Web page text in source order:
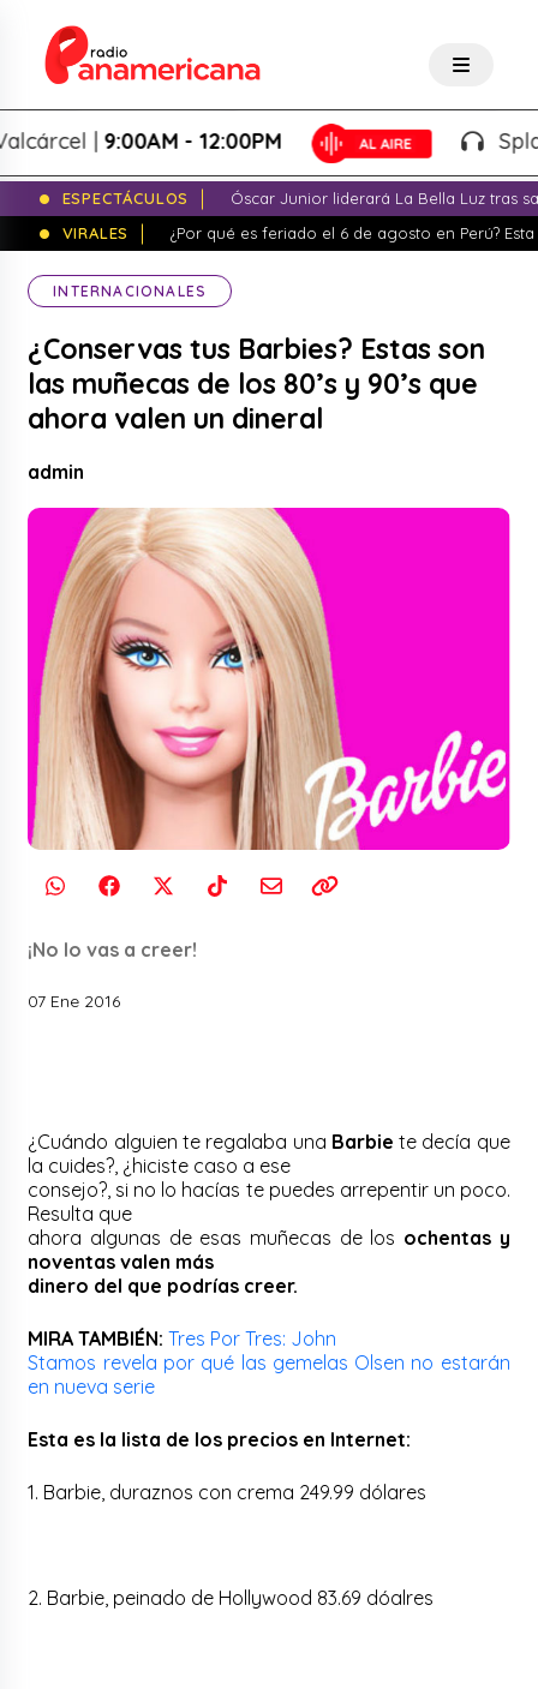
|9:00AM - 12:00PM Splash!
ESPECTÁCULOS
Óscar Junior liderará La Bella Luz tras
VIRALES
¿Por qué es feriado el 6 de agosto en Perú?
INTERNACIONALES
¿Conservas tus Barbies? Estas son
las muñecas de los 80’s y 90’s que
ahora valen un dineral
admin
¡No lo vas a creer!
07 Ene 2016
¿Cuándo alguien te regalaba una Barbie te decía que
la cuides?, ¿hiciste caso a ese
consejo?, si no lo hacías te puedes arrepentir un poco.
Resulta que
ahora algunas de esas muñecas de los ochentas y
noventas valen más
dinero del que podrías creer.
MIRA TAMBIÉN: Tres Por Tres: John
Stamos revela por qué las gemelas Olsen no estarán
en nueva serie
Esta es la lista de los precios en Internet:
1. Barbie, duraznos con crema 249.99 dólares
2. Barbie, peinado de Hollywood 83.69 dóalres